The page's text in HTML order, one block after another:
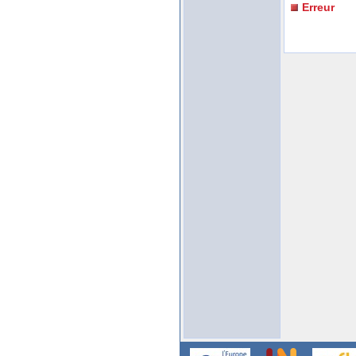
Erreur